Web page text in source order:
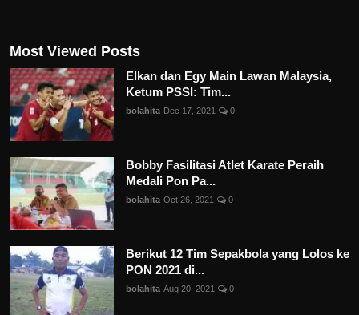
Most Viewed Posts
Elkan dan Egy Main Lawan Malaysia,
Ketum PSSI: Tim...
bolahita Dec 17, 2021 0
Bobby Fasilitasi Atlet Karate Peraih
Medali Pon Pa...
bolahita Oct 26, 2021 0
Berikut 12 Tim Sepakbola yang Lolos ke
PON 2021 di...
bolahita Aug 20, 2021 0